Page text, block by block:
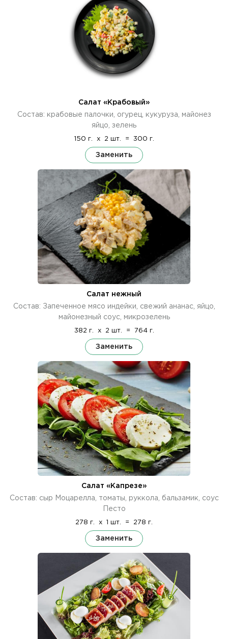
Салат «Крабовый»
Состав: крабовые палочки, огурец, кукуруза, майонез
яйцо, зелень
150 г. x 2 шт. = 300 г.
Заменить
Салат нежный
Состав: Запеченное мясо индейки, свежий ананас, яйцо,
майонезный соус, микрозелень
382 г. x 2 шт. = 764 г.
Заменить
Салат «Капрезе»
Состав: сыр Моцарелла, томаты, руккола, бальзамик, соус
Песто
278 г. x 1 шт. = 278 г.
Заменить